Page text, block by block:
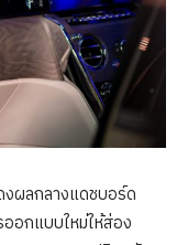
ผลกลางแดชบอร์ด
อกแบบใหม่ให้ส่อง